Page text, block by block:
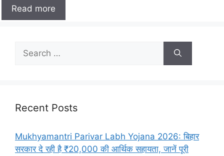
Read more
Recent Posts
Mukhyamantri Parivar Labh Yojana 2026: बिहार
सरकार दे रही है ₹20,000 की आर्थिक सहायता, जानें पूरी